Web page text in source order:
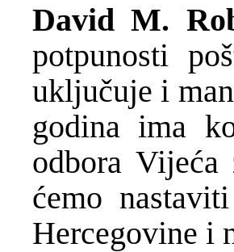
David M.
potpunosti
uključuje i
godina ima
odbora
ćemo
Hercegovine i